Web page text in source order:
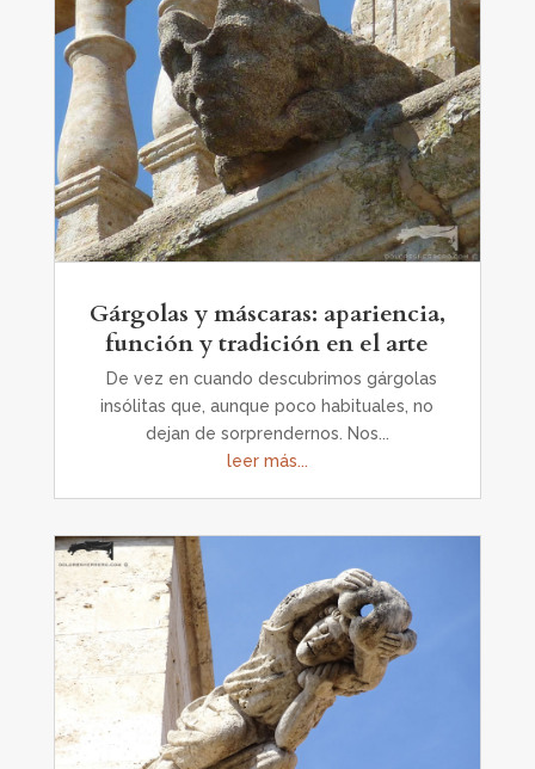
Gárgolas y máscaras: apariencia,
función y tradición en el arte
De vez en cuando descubrimos gárgolas
insólitas que, aunque poco habituales, no
dejan de sorprendernos. Nos...
leer más...